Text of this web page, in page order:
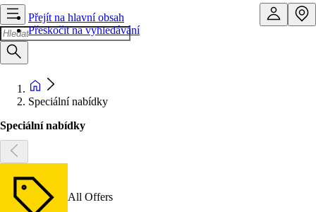
Přejít na hlavní obsah
Přeskočit na vyhledávání
Speciální nabídky
Speciální nabídky
All Offers